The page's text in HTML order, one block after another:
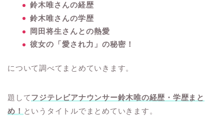
鈴木唯さんの経歴
鈴木唯さんの学歴
岡田将生さんとの熱愛
彼女の「愛され力」の秘密！
について調べてまとめていきます。
題してフジテレビアナウンサー鈴木唯の経歴・学歴まと
め！ というタイトルでまとめていきます。